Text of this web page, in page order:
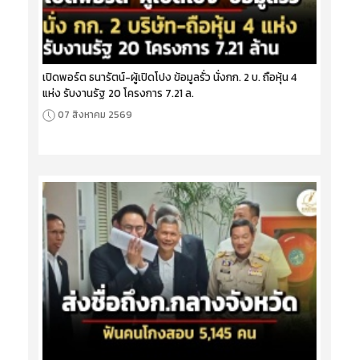
เปิดพอร์ต ธนารัตน์-ผู้เปิดโปง ข้อมูลรั่ว นั่งกก. 2 บ. ถือหุ้น 4
แห่ง รับงานรัฐ 20 โครงการ 7.21 ล.
07 สิงหาคม 2569